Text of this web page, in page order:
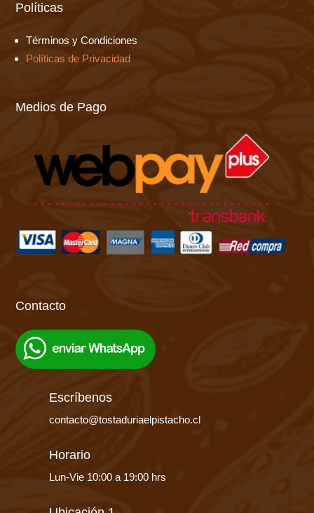
Políticas
Términos y Condiciones
Políticas de Privacidad
Medios de Pago
Contacto
Escríbenos
contacto@tostaduriaelpistacho.cl
Horario
Lun-Vie 10:00 a 19:00 hrs